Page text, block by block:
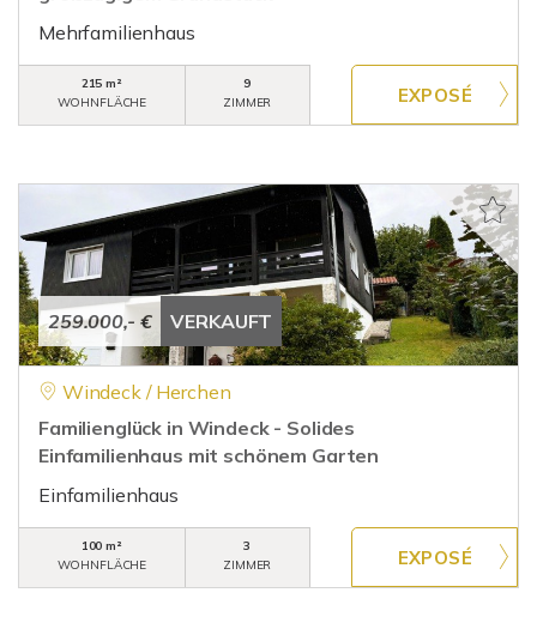
Mehrfamilienhaus
215 m²
WOHNFLÄCHE
9
ZIMMER
259.000,- € VERKAUFT
Windeck / Herchen
Familienglück in Windeck - Solides
Einfamilienhaus mit schönem Garten
Einfamilienhaus
100 m²
WOHNFLÄCHE
3
ZIMMER